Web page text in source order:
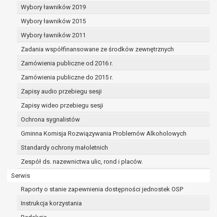
Wybory ławników 2019
Wybory ławników 2015
Wybory ławników 2011
Zadania współfinansowane ze środków zewnętrznych
Zamówienia publiczne od 2016 r.
Zamówienia publiczne do 2015 r.
Zapisy audio przebiegu sesji
Zapisy wideo przebiegu sesji
Ochrona sygnalistów
Gminna Komisja Rozwiązywania Problemów Alkoholowych
Standardy ochrony małoletnich
Zespół ds. nazewnictwa ulic, rond i placów.
Serwis
Raporty o stanie zapewnienia dostępności jednostek OSP
Instrukcja korzystania
celu wywiązania się z obowiązku
wynikającego z przepisów prawa;
prawo do żądania ograniczenia
przetwarzania danych osobowych na
podstawie art. 18 RODO, w przypadku gdy:
osoba, której dane dotyczą
kwestionuje prawidłowość danych
osobowych – na okres pozwalający
administratorowi sprawdzić
prawidłowość tych danych,
przetwarzanie danych jest niezgodne
z prawem, a osoba, której dane
dotyczą, sprzeciwia się usunięciu
danych, żądając w zamian ich
ograniczenia,
której dane dotyczą, potrzebuje ich do
ustalenia, obrony lub dochodzenia